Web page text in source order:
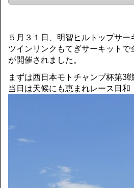
５月３１日、明智ヒルトップサ
ツインリンクもてぎサーキット
が開催されました。
まずは西日本モトチャンプ杯第3
当日は天候にも恵まれレース日和